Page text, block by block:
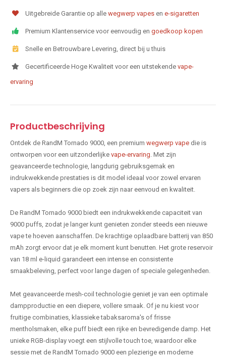
Uitgebreide Garantie op alle wegwerp vapes en e-sigaretten
Premium Klantenservice voor eenvoudig en goedkoop kopen
Snelle en Betrouwbare Levering, direct bij u thuis
Gecertificeerde Hoge Kwaliteit voor een uitstekende vape-
ervaring
Productbeschrijving
Ontdek de RandM Tornado 9000, een premium wegwerp vape die is
ontworpen voor een uitzonderlijke vape-ervaring . Met zijn
geavanceerde technologie, langdurig gebruiksgemak en
indrukwekkende prestaties is dit model ideaal voor zowel ervaren
vapers als beginners die op zoek zijn naar eenvoud en kwaliteit.
De RandM Tornado 9000 biedt een indrukwekkende capaciteit van
9000 puffs, zodat je langer kunt genieten zonder steeds een nieuwe
vape te hoeven aanschaffen. De krachtige oplaadbare batterij van 850
mAh zorgt ervoor dat je elk moment kunt benutten. Het grote reservoir
van 18 ml e-liquid garandeert een intense en consistente
smaakbeleving, perfect voor lange dagen of speciale gelegenheden.
Met geavanceerde mesh-coil technologie geniet je van een optimale
dampproductie en een diepere, vollere smaak. Of je nu kiest voor
fruitige combinaties, klassieke tabaksaroma's of frisse
mentholsmaken, elke puff biedt een rijke en bevredigende damp. Het
unieke RGB-display voegt een stijlvolle touch toe, waardoor elke
sessie met de RandM Tornado 9000 een plezierige en moderne